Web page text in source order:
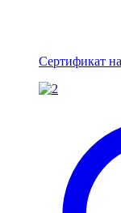
Сертификат